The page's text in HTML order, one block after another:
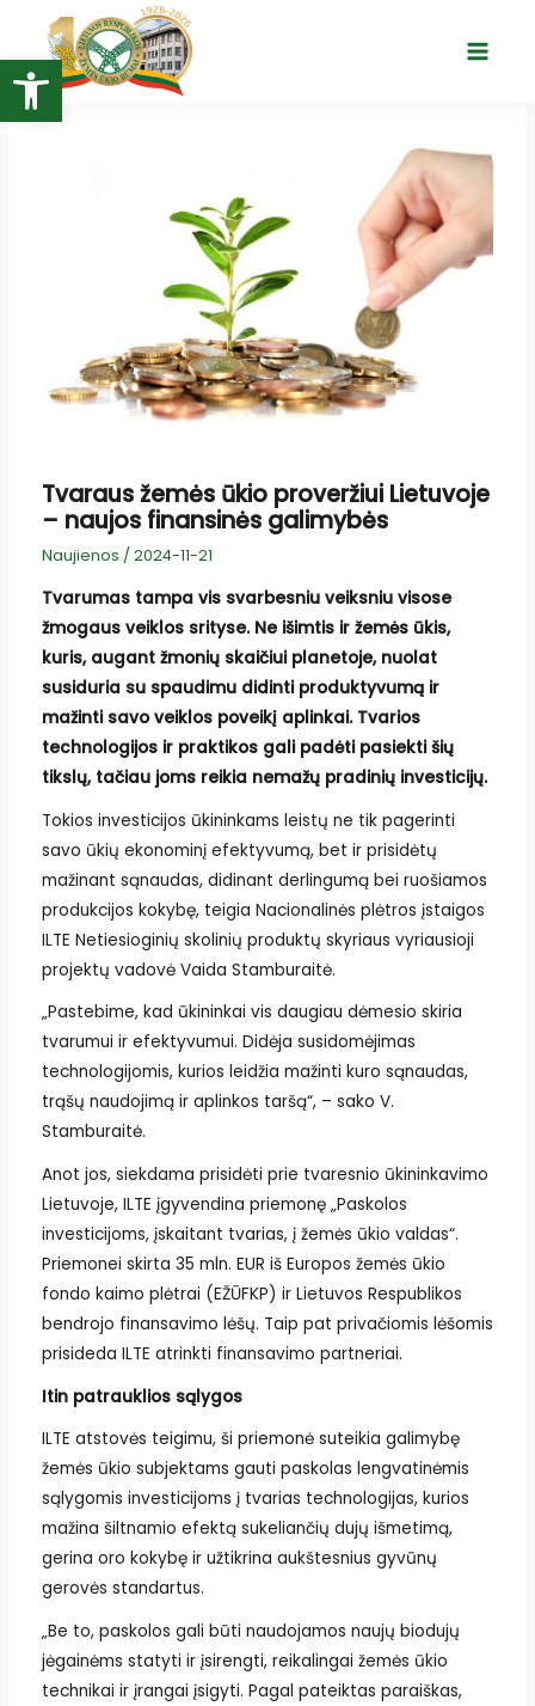
Open toolbar
turinio
Main
Tvaraus žemės ūkio proveržiui Lietuvoje
– naujos finansinės galimybės
Naujienos / 2024-11-21
Tvarumas tampa vis svarbesniu veiksniu visose
žmogaus veiklos srityse. Ne išimtis ir žemės ūkis,
kuris, augant žmonių skaičiui planetoje, nuolat
susiduria su spaudimu didinti produktyvumą ir
mažinti savo veiklos poveikį aplinkai. Tvarios
technologijos ir praktikos gali padėti pasiekti šių
tikslų, tačiau joms reikia nemažų pradinių investicijų.
Tokios investicijos ūkininkams leistų ne tik pagerinti
savo ūkių ekonominį efektyvumą, bet ir prisidėtų
mažinant sąnaudas, didinant derlingumą bei ruošiamos
produkcijos kokybę, teigia Nacionalinės plėtros įstaigos
ILTE Netiesioginių skolinių produktų skyriaus vyriausioji
projektų vadovė Vaida Stamburaitė.
„Pastebime, kad ūkininkai vis daugiau dėmesio skiria
tvarumui ir efektyvumui. Didėja susidomėjimas
technologijomis, kurios leidžia mažinti kuro sąnaudas,
trąšų naudojimą ir aplinkos taršą“, – sako V.
Stamburaitė.
Anot jos, siekdama prisidėti prie tvaresnio ūkininkavimo
Lietuvoje, ILTE įgyvendina priemonę „Paskolos
investicijoms, įskaitant tvarias, į žemės ūkio valdas“.
Priemonei skirta 35 mln. EUR iš Europos žemės ūkio
fondo kaimo plėtrai (EŽŪFKP) ir Lietuvos Respublikos
bendrojo finansavimo lėšų. Taip pat privačiomis lėšomis
prisideda ILTE atrinkti finansavimo partneriai.
Itin patrauklios sąlygos
ILTE atstovės teigimu, ši priemonė suteikia galimybę
žemės ūkio subjektams gauti paskolas lengvatinėmis
sąlygomis investicijoms į tvarias technologijas, kurios
mažina šiltnamio efektą sukeliančių dujų išmetimą,
gerina oro kokybę ir užtikrina aukštesnius gyvūnų
gerovės standartus.
„Be to, paskolos gali būti naudojamos naujų biodujų
jėgainėms statyti ir įsirengti, reikalingai žemės ūkio
technikai ir įrangai įsigyti. Pagal pateiktas paraiškas,